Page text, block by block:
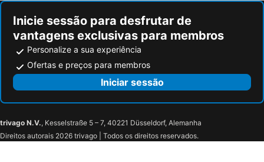
Inicie sessão para desfrutar de
vantagens exclusivas para membros
Personalize a sua experiência
Ofertas e preços para membros
Iniciar sessão
trivago N.V., Kesselstraße 5 – 7, 40221 Düsseldorf, Alemanha
Direitos autorais 2026 trivago | Todos os direitos reservados.